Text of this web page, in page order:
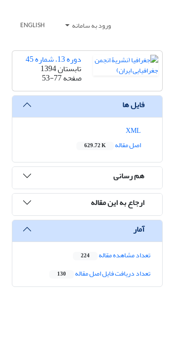
ورود به سامانه ENGLISH
دوره 13، شماره 45
تابستان 1394
صفحه53-77
فایل ها
اصل مقاله
629.72 K
هم رسانی
ارجاع به این مقاله
آمار
تعداد مشاهده مقاله 224
تعداد دریافت فایل اصل مقاله 130